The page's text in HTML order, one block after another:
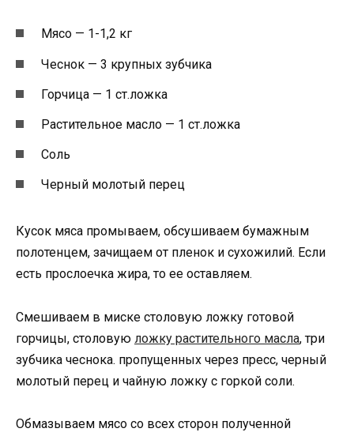
Мясо — 1-1,2 кг
Чеснок — 3 крупных зубчика
Горчица — 1 ст.ложка
Растительное масло — 1 ст.ложка
Соль
Черный молотый перец
Кусок мяса промываем, обсушиваем бумажным
полотенцем, зачищаем от пленок и сухожилий. Если
есть прослоечка жира, то ее оставляем.
Смешиваем в миске столовую ложку готовой
горчицы, столовую ложку растительного масла, три
зубчика чеснока. пропущенных через пресс, черный
молотый перец и чайную ложку с горкой соли.
Обмазываем мясо со всех сторон полученной